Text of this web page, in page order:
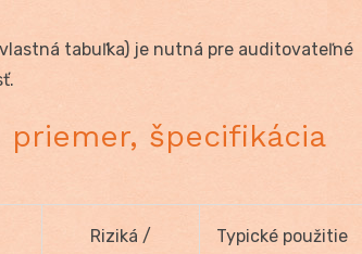
tabuľka) je nutná pre auditovateľné
priemer, špecifikácia
Riziká /
Typické použitie